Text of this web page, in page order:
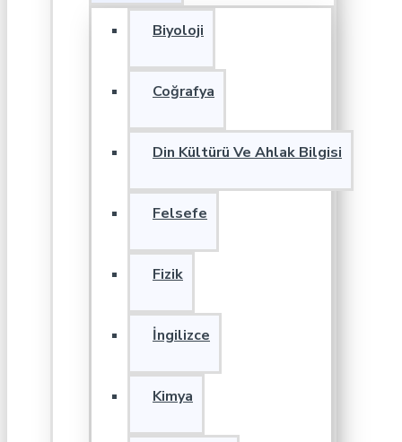
Biyoloji
Coğrafya
Din Kültürü Ve Ahlak Bilgisi
Felsefe
Fizik
İngilizce
Kimya